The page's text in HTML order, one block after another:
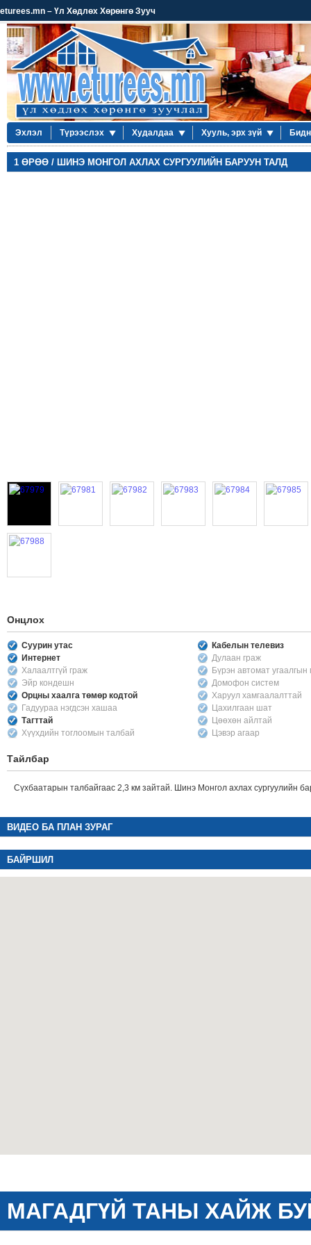
eturees.mn – Үл Хөдлөх Хөрөнгө Зууч
Эхлэл Түрээслэх Худалдаа Хууль, эрх зүй
1 ӨРӨӨ / ШИНЭ МОНГОЛ АХЛАХ СУРГУУЛИЙН БАРУУН ТАЛД
Онцлох
Суурин утас
Кабелын телевиз
Интернет
Дулаан граж
Халаалтгүй граж
Бүрэн автомат
Эйр кондешн
Домофон систем
Орцны хаалга төмөр кодтой
Харуул хамгаалалттай
Гадуураа нэгдсэн хашаа
Цахилгаан шат
Тагттай
Цөөхөн айлтай
Хүүхдийн тоглоомын талбай
Цэвэр агаар
Тайлбар
Сүхбаатарын талбайгаас 2,3 км зайтай. Шинэ Монгол ахлах сургуулийн
ВИДЕО БА ПЛАН ЗУРАГ
БАЙРШИЛ
МАГАДГҮЙ ТАНЫ ХАЙЖ